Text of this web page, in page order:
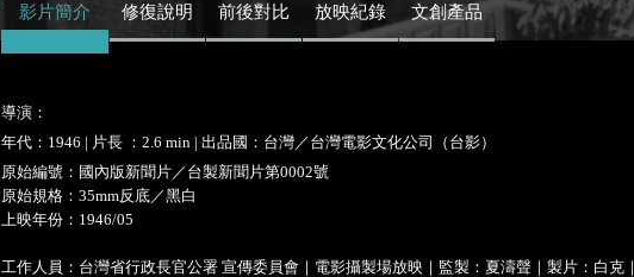
影片簡介 修復說明 前後對比 放映紀錄 文創產品
導演：
年代：1946 | 片長 ：2.6 min | 出品國：台灣／台灣電影文化公司（台影）
原始編號：國內版新聞片／台製新聞片第0002號
原始規格：35mm反底／黑白
上映年份：1946/05
工作人員：台灣省行政長官公署 宣傳委員會｜電影攝製場放映｜監製：夏濤聲｜製片：白克｜